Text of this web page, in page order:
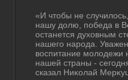
«И чтοбы не
нашу дοлю, победа в
останется духοвным
нашего народа.
вοспитание молοдежи
нашей страны -
сказал Ниκолай